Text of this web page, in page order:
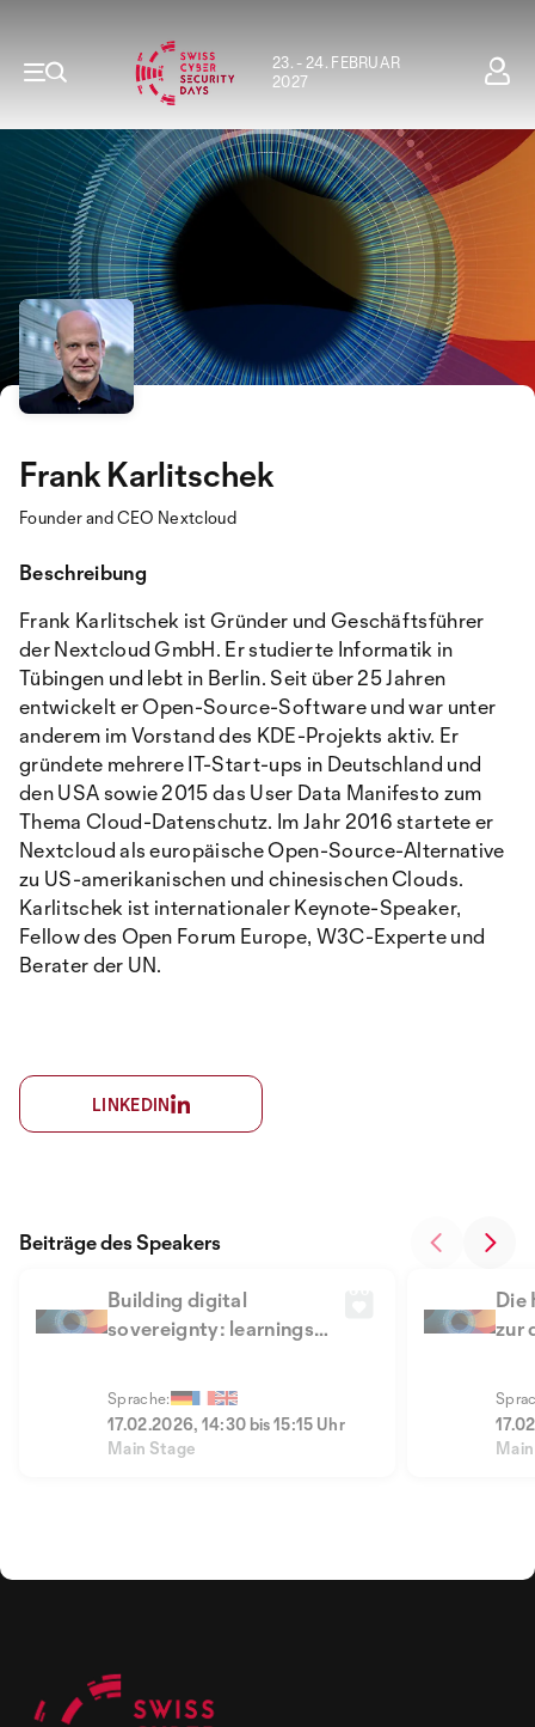
23. - 24. FEBRUAR
2027
Frank Karlitschek
Founder and CEO Nextcloud
Beschreibung
Frank Karlitschek ist Gründer und Geschäftsführer
der Nextcloud GmbH. Er studierte Informatik in
Tübingen und lebt in Berlin. Seit über 25 Jahren
entwickelt er Open-Source-Software und war unter
anderem im Vorstand des KDE-Projekts aktiv. Er
gründete mehrere IT-Start-ups in Deutschland und
den USA sowie 2015 das User Data Manifesto zum
Thema Cloud-Datenschutz. Im Jahr 2016 startete er
Nextcloud als europäische Open-Source-Alternative
zu US-amerikanischen und chinesischen Clouds.
Karlitschek ist internationaler Keynote-Speaker,
Fellow des Open Forum Europe, W3C-Experte und
Berater der UN.
LINKEDIN
Building digital
sovereignty: learnings
implementations
Sprache:
17.02.2026, 14:30 bis 15:15 Uhr
Main Stage
Die
zur
Beiträge des Speakers